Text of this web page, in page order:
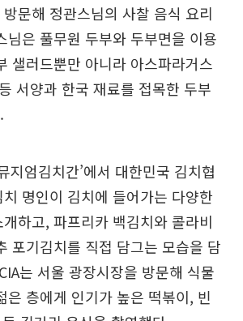
문해 정관스님의 사찰 음식 요리
님은 풀무원 두부와 두부면을 이용
샐러드뿐만 아니라 아스파라거스
서양과 한국 재료를 접목한 두부
지엄김치간’에서 대한민국 김치협
명인이 김치에 들어가는 다양한
하고, 파프리카 백김치와 콜라비
포기김치를 직접 담그는 모습을 담
는 서울 광장시장을 방문해 식물
은 층에게 인기가 높은 떡볶이, 빈